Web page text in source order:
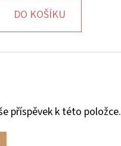
DO KOŠÍKU
příspěvek k této položce.